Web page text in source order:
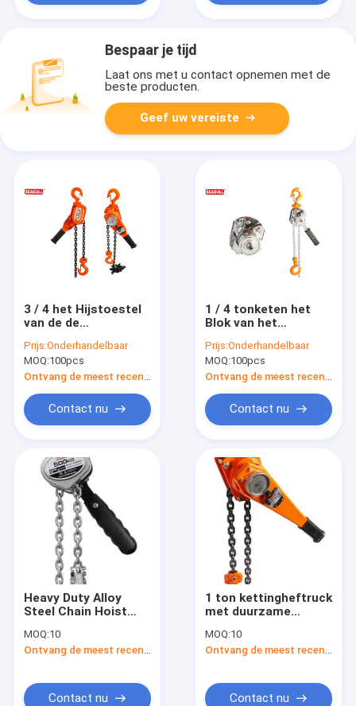
Bespaar je tijd
Laat ons met u contact opnemen met de
beste producten.
Geef uw vereiste
3 / 4 het Hijstoestel
van de de
tonhefboom met
Duurzame
Poederlaag eindigt
Prijs:Onderhandelbaar
MOQ:100pcs
Contact nu
1 / 4 tonketen het
Blok van het
Hijstoestel
Opheffende Machine
Maximum
Opheffende 18m van
de Palketting
Prijs:Onderhandelbaar
MOQ:100pcs
Contact nu
Heavy Duty Alloy
Steel Chain Hoist
hefboomlengte en
verbeterde
MOQ:10
Contact nu
1 ton kettingheftruck
met duurzame
legeringsstaalketen
MOQ:10
Contact nu